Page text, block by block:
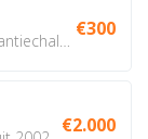
€300
€2.000